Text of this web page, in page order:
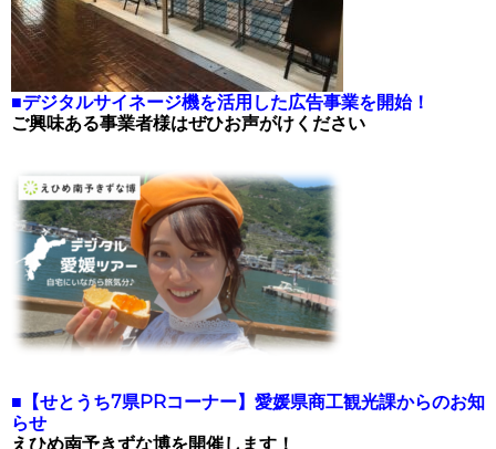
■デジタルサイネージ機を活用した広告事業を開始！
ご興味ある事業者様はぜひお声がけください
■ 【せとうち7県PRコーナー】愛媛県商工観光課からのお知
らせ
えひめ南予きずな博を開催します！